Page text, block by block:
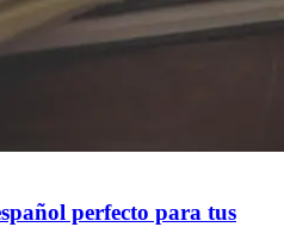
perfecto para tus